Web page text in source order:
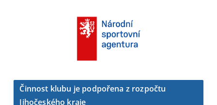
Činnost klubu je podpořena z rozpočtu
Jihočeského kraje